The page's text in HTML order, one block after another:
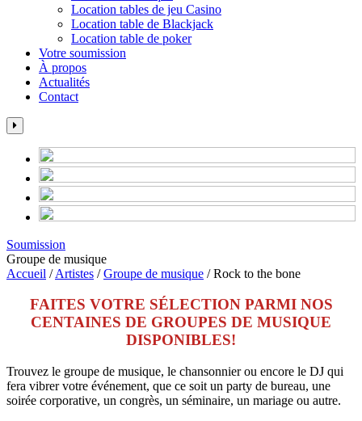
Location tables de jeu Casino
Location table de Blackjack
Location table de poker
Votre soumission
À propos
Actualités
Contact
Soumission
Groupe de musique
Accueil /Artistes /Groupe de musique /Rock to the bone
FAITES VOTRE SÉLECTION PARMI NOS
CENTAINES DE GROUPES DE MUSIQUE
DISPONIBLES!
Trouvez le groupe de musique, le chansonnier ou encore le DJ qui
fera vibrer votre événement, que ce soit un party de bureau, une
soirée corporative, un congrès, un séminaire, un mariage ou autre.